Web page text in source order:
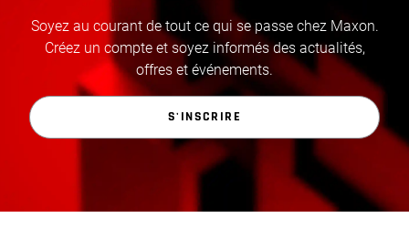
Soyez au courant de tout ce qui se passe chez Maxon.
Créez un compte et soyez informés des actualités,
offres et événements.
S'INSCRIRE